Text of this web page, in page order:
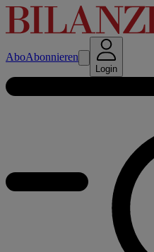
AboAbonnieren
Login